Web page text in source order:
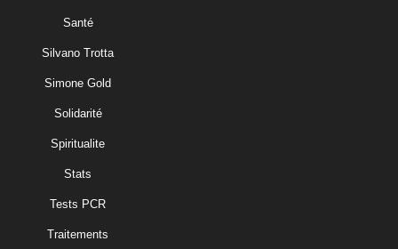
Santé
Silvano Trotta
Simone Gold
Solidarité
Spiritualite
Stats
Tests PCR
Traitements